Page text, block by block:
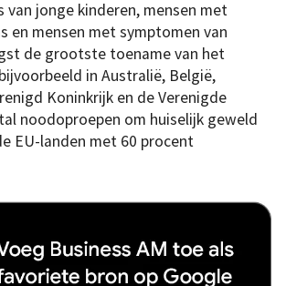
van jonge kinderen, mensen met
en mensen met symptomen van
de grootste toename van het
in Australië, België,
Koninkrijk en de Verenigde
noodoproepen om huiselijk geweld
EU-landen met 60 procent